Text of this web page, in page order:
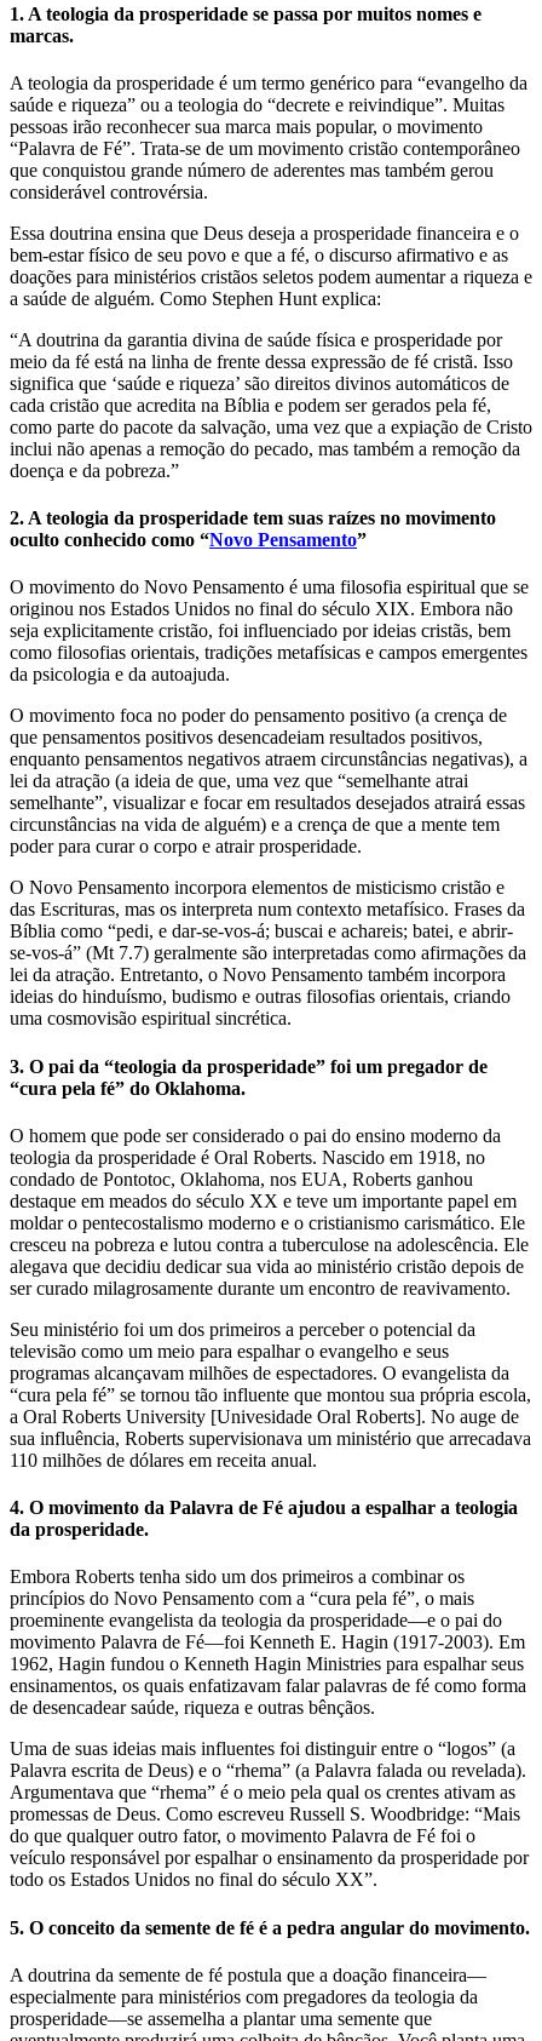
1. A teologia da prosperidade se passa por muitos nomes e
marcas.
A teologia da prosperidade é um termo genérico para “evangelho da
saúde e riqueza” ou a teologia do “decrete e reivindique”. Muitas
pessoas irão reconhecer sua marca mais popular, o movimento
“Palavra de Fé”. Trata-se de um movimento cristão contemporâneo
que conquistou grande número de aderentes mas também gerou
considerável controvérsia.
Essa doutrina ensina que Deus deseja a prosperidade financeira e o
bem-estar físico de seu povo e que a fé, o discurso afirmativo e as
doações para ministérios cristãos seletos podem aumentar a riqueza e
a saúde de alguém. Como Stephen Hunt explica:
“A doutrina da garantia divina de saúde física e prosperidade por
meio da fé está na linha de frente dessa expressão de fé cristã. Isso
significa que ‘saúde e riqueza’ são direitos divinos automáticos de
cada cristão que acredita na Bíblia e podem ser gerados pela fé,
como parte do pacote da salvação, uma vez que a expiação de Cristo
inclui não apenas a remoção do pecado, mas também a remoção da
doença e da pobreza.”
2. A teologia da prosperidade tem suas raízes no movimento
oculto conhecido como “Novo Pensamento”
O movimento do Novo Pensamento é uma filosofia espiritual que se
originou nos Estados Unidos no final do século XIX. Embora não
seja explicitamente cristão, foi influenciado por ideias cristãs, bem
como filosofias orientais, tradições metafísicas e campos emergentes
da psicologia e da autoajuda.
O movimento foca no poder do pensamento positivo (a crença de
que pensamentos positivos desencadeiam resultados positivos,
enquanto pensamentos negativos atraem circunstâncias negativas), a
lei da atração (a ideia de que, uma vez que “semelhante atrai
semelhante”, visualizar e focar em resultados desejados atrairá essas
circunstâncias na vida de alguém) e a crença de que a mente tem
poder para curar o corpo e atrair prosperidade.
O Novo Pensamento incorpora elementos de misticismo cristão e
das Escrituras, mas os interpreta num contexto metafísico. Frases da
Bíblia como “pedi, e dar-se-vos-á; buscai e achareis; batei, e abrir-
se-vos-á” (Mt 7.7) geralmente são interpretadas como afirmações da
lei da atração. Entretanto, o Novo Pensamento também incorpora
ideias do hinduísmo, budismo e outras filosofias orientais, criando
uma cosmovisão espiritual sincrética.
3. O pai da “teologia da prosperidade” foi um pregador de
“cura pela fé” do Oklahoma.
O homem que pode ser considerado o pai do ensino moderno da
teologia da prosperidade é Oral Roberts. Nascido em 1918, no
condado de Pontotoc, Oklahoma, nos EUA, Roberts ganhou
destaque em meados do século XX e teve um importante papel em
moldar o pentecostalismo moderno e o cristianismo carismático. Ele
cresceu na pobreza e lutou contra a tuberculose na adolescência. Ele
alegava que decidiu dedicar sua vida ao ministério cristão depois de
ser curado milagrosamente durante um encontro de reavivamento.
Seu ministério foi um dos primeiros a perceber o potencial da
televisão como um meio para espalhar o evangelho e seus
programas alcançavam milhões de espectadores. O evangelista da
“cura pela fé” se tornou tão influente que montou sua própria escola,
a Oral Roberts University [Univesidade Oral Roberts]. No auge de
sua influência, Roberts supervisionava um ministério que arrecadava
110 milhões de dólares em receita anual.
4. O movimento da Palavra de Fé ajudou a espalhar a teologia
da prosperidade.
Embora Roberts tenha sido um dos primeiros a combinar os
princípios do Novo Pensamento com a “cura pela fé”, o mais
proeminente evangelista da teologia da prosperidade—e o pai do
movimento Palavra de Fé—foi Kenneth E. Hagin (1917-2003). Em
1962, Hagin fundou o Kenneth Hagin Ministries para espalhar seus
ensinamentos, os quais enfatizavam falar palavras de fé como forma
de desencadear saúde, riqueza e outras bênçãos.
Uma de suas ideias mais influentes foi distinguir entre o “logos” (a
Palavra escrita de Deus) e o “rhema” (a Palavra falada ou revelada).
Argumentava que “rhema” é o meio pela qual os crentes ativam as
promessas de Deus. Como escreveu Russell S. Woodbridge: “Mais
do que qualquer outro fator, o movimento Palavra de Fé foi o
veículo responsável por espalhar o ensinamento da prosperidade por
todo os Estados Unidos no final do século XX”.
5. O conceito da semente de fé é a pedra angular do movimento.
A doutrina da semente de fé postula que a doação financeira—
especialmente para ministérios com pregadores da teologia da
prosperidade—se assemelha a plantar uma semente que